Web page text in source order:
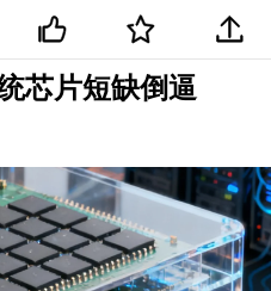
芯片短缺倒逼